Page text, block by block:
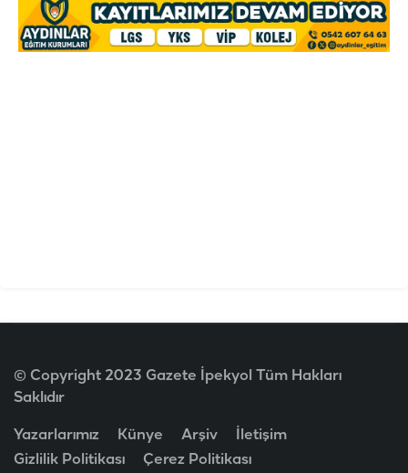
© Copyright 2023 Gazete İpekyol Tüm Hakları
Saklıdır
Yazarlarımız Künye Arşiv
İletişim
Gizlilik Politikası
Çerez Politikası